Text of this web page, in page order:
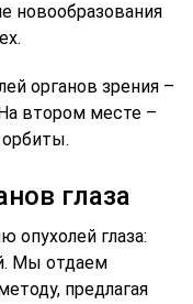
новообразования
органов зрения –
втором месте –
орбиты.
глаза
опухолей глаза:
Мы отдаем
предлагая